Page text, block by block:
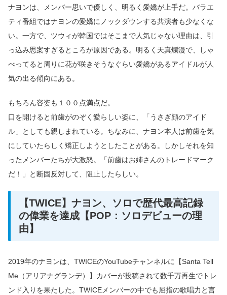
ナヨンは、メンバー思いで優しく、明るく愛嬌が上手だ。バラエ
ティ番組ではナヨンの愛嬌にノックダウンする共演者も少なくな
い。一方で、ツウィが韓国ではそこまで人気じゃない理由は、引
っ込み思案すぎるところが原因である。明るく天真爛漫で、しゃ
べってると周りに花が咲きそうなぐらい愛嬌があるアイドルが人
気の出る傾向にある。
もちろん容姿も１００点満点だ。
口を開けると前歯がのぞく愛らしい姿に、「うさぎ顔のアイド
ル」としても親しまれている。ちなみに、ナヨン本人は前歯を気
にしていたらしく矯正しようとしたことがある。しかしそれを知
ったメンバーたちが大激怒。「前歯はお姉さんのトレードマーク
だ！」と断固反対して、阻止したらしい。
【TWICE】ナヨン、ソロで歴代最高記録
の偉業を達成【POP：ソロデビューの理
由】
2019年のナヨンは、TWICEのYouTubeチャンネルに【Santa Tell
Me（アリアナグランデ）】カバーが投稿されて数千万再生でトレ
ンド入りを果たした。TWICEメンバーの中でも屈指の歌唱力と言